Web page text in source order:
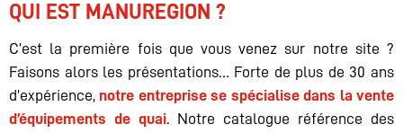
QUI EST MANUREGION ?
C’est la première fois que vous venez sur notre site ?
Faisons alors les présentations… Forte de plus de 30 ans
d’expérience, notre entreprise se spécialise dans la vente
d’équipements de quai. Notre catalogue référence des